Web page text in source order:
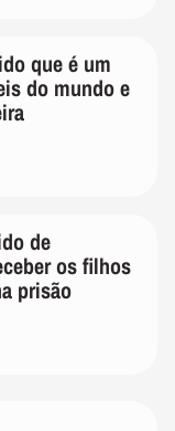
que é um
do mundo e
de
os filhos
prisão